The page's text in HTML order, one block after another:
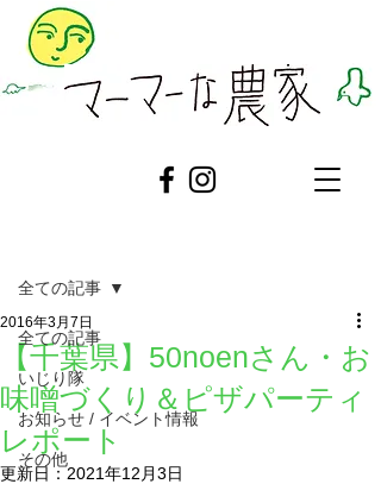
全ての記事
いじり隊
お知らせ / イベント情報
その他
全ての記事
【千葉県】50noenさん・お
味噌づくり＆ピザパーティ
レポート
2016年3月7日
更新日：2021年12月3日